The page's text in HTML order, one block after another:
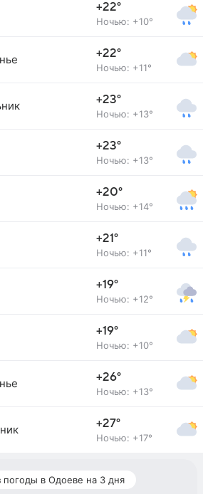
+22°
Ночью: +10°
+22°
Ночью: +11°
+23°
Ночью: +13°
+23°
Ночью: +13°
+20°
Ночью: +14°
+21°
Ночью: +11°
+19°
Ночью: +12°
+19°
Ночью: +10°
+26°
Ночью: +13°
+27°
Ночью: +17°
погоды в Одоеве на 3 дня